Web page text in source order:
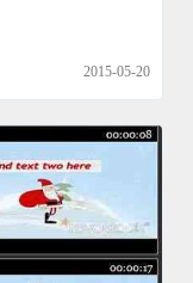
2015-05-20